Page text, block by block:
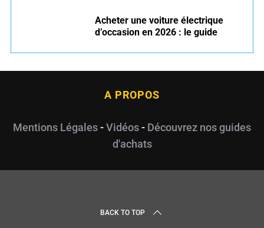
Acheter une voiture électrique
d’occasion en 2026 : le guide
A PROPOS
Mentions Légales-Vidéos- Découvrez nos guides
d'achats
BACK TO TOP